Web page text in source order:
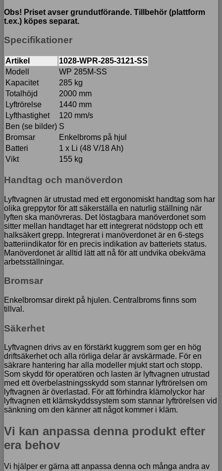
Obs! Priset avser grundutförande. Tillbehör (plattform
t.ex.) köpes separat.
Specifikationer
Artikel
1028-WPR-285-3121-SS
Modell
WP 285M-SS
Kapacitet
285 kg
Totalhöjd
2000 mm
Lyftrörelse
1440 mm
Lyfthastighet
120 mm/s
Ben (se bilder) S
Bromsar
Enkelbroms på hjul
Batteri
1 x Li (48 V/18 Ah)
Vikt
155 kg
Handtag och manöverdon
Lyftvagnen är utrustad med ett ergonomiskt handtag som har
olika greppytor för att säkerställa en naturlig ställning när
lyften ska manövreras. Det löstagbara manöverdonet som
sitter mellan handtaget har ett integrerat nödstopp och ett
halksäkert grepp. Integrerat i manöverdonet är en 6-stegs
batteriindikator för en precis indikation av batteriets status.
Manöverdonet är alltid lätt att nå för att undvika obekväma
arbetsställningar.
Bromsar
Enkelbromsar direkt på hjulen. Centralbroms finns som
tillval.
Säkerhet
Lyftvagnen drivs av en förstärkt kuggrem som ger en hög
driftsäkerhet och alla rörliga delar är avskärmade. För en
säkrare hantering har alla modeller mjukt start och stopp.
Som skydd för operatören och lasten är lyftvagnen utrustad
med ett överbelastningsskydd som stannar lyftrörelsen om
lyftvagnen är överlastad. För att förhindra klämolyckor har
lyftvagnen ett klämskyddssystem som stannar lyftrörelsen vid
sänkning om den känner att något kommer i kläm.
Vi kan anpassa denna produkt efter
era behov
Vi hjälper er gärna att anpassa denna och många andra av